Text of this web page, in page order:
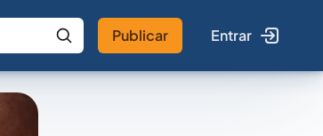
no Jus
Publicar Entrar